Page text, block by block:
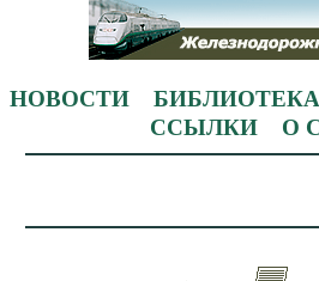
НОВОСТИ БИБЛИОТЕКА
ССЫЛКИ
О